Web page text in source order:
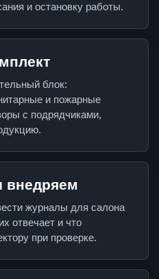
и остановку работы.
блок:
и пожарные
с подрядчиками,
внедряем
журналы для салона
отвечает и что
при проверке.